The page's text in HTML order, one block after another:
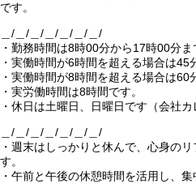
です。
＿/＿/＿/＿/＿/＿/＿/
・勤務時間は8時00分から17時00分ま
・実働時間が6時間を超える場合は45
・実働時間が8時間を超える場合は60
・実労働時間は8時間です。
・休日は土曜日、日曜日です（会社カ
＿/＿/＿/＿/＿/＿/＿/
・週末はしっかりと休んで、心身の
す。
・午前と午後の休憩時間を活用し、集